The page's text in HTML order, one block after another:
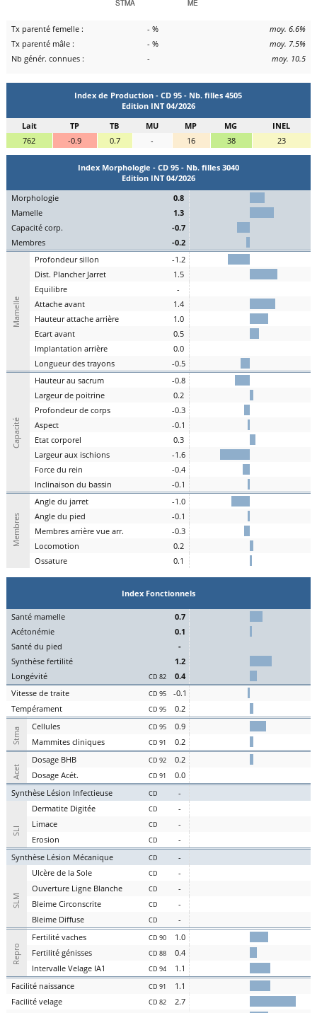
Tx parenté femelle : - %
moy. 6.6%
Tx parenté mâle :
- %
moy. 7.5%
Nb génér. connues :
- moy. 10.5
Index de Production - CD 95 - Nb. filles 4505
Edition INT 04/2026
Lait
TP TB MU MP MG
INEL
762
-0.9 0.7 - 16 38 23
Index Morphologie - CD 95 - Nb. filles 3040
Edition INT 04/2026
Morphologie
0.8
Mamelle
1.3
Capacité corp.
-0.7
Membres -0.2
Mamelle
Profondeursillon
-1.2
Dist. Plancher Jarret
1.5
Equilibre
-
Attache avant
1.4
Hauteurattache arrière
1.0
Ecart avant
0.5
Implantation arrière
0.0
Longueur des trayons -0.5
Capacité
Hauteur au sacrum
-0.8
Largeur de poitrine
0.2
Profondeur de corps
-0.3
Aspect
-0.1
Etat corporel
0.3
Largeur aux ischions
-1.6
Force du rein
-0.4
Inclinaison du bassin -0.1
Membres
Angle du jarret
-1.0
Angle du pied
-0.1
Membres arrière vue arr.
-0.3
Locomotion
0.2
Ossature 0.1
Index Fonctionnels
Santé mamelle
0.7
Acétonémie
0.1
Santé du pied
-
Synthèse fertilité
1.2
Longévité CD 82
0.4
Vitesse de traite CD 95
-0.1
Tempérament CD 95 0.2
Stma Cellules CD 95
0.9
Mammites cliniques CD 91 0.2
Acet
Dosage BHB CD 92
0.2
Dosage Acét. CD 91
0.0
Synthèse Lésion Infectieuse CD -
SLI
Dermatite Digitée CD
-
Limace CD
-
Erosion CD
-
Synthèse Lésion Mécanique CD -
SLM
Ulcère de la Sole CD
-
Ouverture Ligne Blanche CD
-
Bleime Circonscrite CD
-
Bleime Diffuse CD -
Repro
Fertilité vaches CD 90
1.0
Fertilité génisses CD 88
0.4
Intervalle Velage IA1 CD 94
1.1
Facilité naissance CD 91
1.1
Facilité velage CD 82
2.7